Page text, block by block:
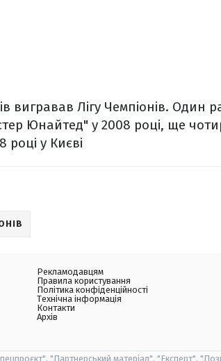
вигравав Лігу Чемпіонів. Один
Юнайтед" у 2008 році, ще
році у Києві
Рекламодавцям
Правила користування
Політика конфіденційності
Технічна інформація
Контакти
Архів
"Партнерський матеріал", "Експерт",